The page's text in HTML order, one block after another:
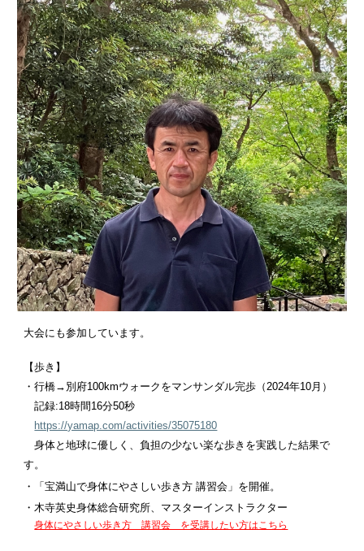
大会にも参加しています。
【歩き】
・行橋→別府100kmウォークをマンサンダル完歩（2024年10月）
記録:18時間16分50秒
https://yamap.com/activities/35075180
身体と地球に優しく、負担の少ない楽な歩きを実践した結果で
す。
・「宝満山で身体にやさしい歩き方 講習会」を開催。
・木寺英史身体総合研究所、マスターインストラクター
身体にやさしい歩き方 講習会 を受講したい方はこちら